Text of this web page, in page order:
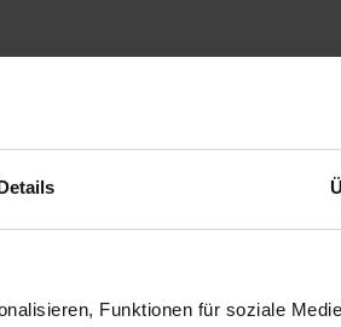
Funktionen für soziale